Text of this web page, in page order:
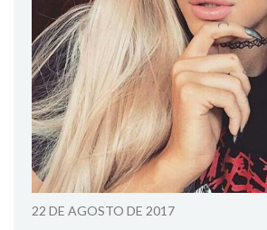
22 DE AGOSTO DE 2017